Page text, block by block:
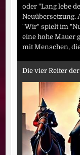
oder "Lang lebe
Neuübersetzung.
"Wir" spielt im
eine hohe Mauer
mit Menschen,
Die vier Reiter